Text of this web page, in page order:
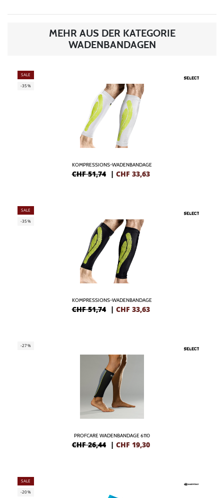
MEHR AUS DER KATEGORIE
WADENBANDAGEN
SALE
-35%
KOMPRESSIONS-WADENBANDAGE
CHF 51,74 | CHF 33,63
SALE
-35%
KOMPRESSIONS-WADENBANDAGE
CHF 51,74 | CHF 33,63
-27%
PROFCARE WADENBANDAGE 6110
CHF 26,44 | CHF 19,30
SALE
-20%